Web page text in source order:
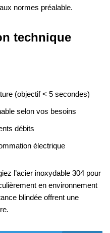
normes préalable.
technique
(objectif < 5 secondes)
selon vos besoins
débits
électrique
l’acier inoxydable 304 pour
en environnement
blindée offrent une